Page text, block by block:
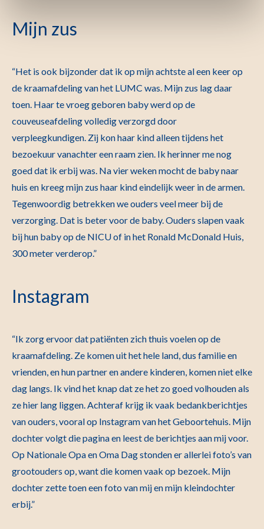
Mijn zus
“Het is ook bijzonder dat ik op mijn achtste al een keer op
de kraamafdeling van het LUMC was. Mijn zus lag daar
toen. Haar te vroeg geboren baby werd op de
couveuseafdeling volledig verzorgd door
verpleegkundigen. Zij kon haar kind alleen tijdens het
bezoekuur vanachter een raam zien. Ik herinner me nog
goed dat ik erbij was. Na vier weken mocht de baby naar
huis en kreeg mijn zus haar kind eindelijk weer in de armen.
Tegenwoordig betrekken we ouders veel meer bij de
verzorging. Dat is beter voor de baby. Ouders slapen vaak
bij hun baby op de NICU of in het Ronald McDonald Huis,
300 meter verderop.”
Instagram
“Ik zorg ervoor dat patiënten zich thuis voelen op de
kraamafdeling. Ze komen uit het hele land, dus familie en
vrienden, en hun partner en andere kinderen, komen niet elke
dag langs. Ik vind het knap dat ze het zo goed volhouden als
ze hier lang liggen. Achteraf krijg ik vaak bedankberichtjes
van ouders, vooral op Instagram van het Geboortehuis. Mijn
dochter volgt die pagina en leest de berichtjes aan mij voor.
Op Nationale Opa en Oma Dag stonden er allerlei foto’s van
grootouders op, want die komen vaak op bezoek. Mijn
dochter zette toen een foto van mij en mijn kleindochter
erbij.”